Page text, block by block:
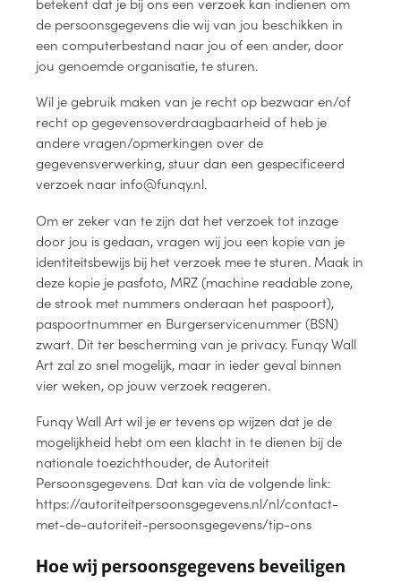
de persoonsgegevens die wij van jou beschikken in
een computerbestand naar jou of een ander, door
jou genoemde organisatie, te sturen.
Wil je gebruik maken van je recht op bezwaar en/of
recht op gegevensoverdraagbaarheid of heb je
andere vragen/opmerkingen over de
gegevensverwerking, stuur dan een gespecificeerd
verzoek naar info@funqy.nl.
Om er zeker van te zijn dat het verzoek tot inzage
door jou is gedaan, vragen wij jou een kopie van je
identiteitsbewijs bij het verzoek mee te sturen. Maak in
deze kopie je pasfoto, MRZ (machine readable zone,
de strook met nummers onderaan het paspoort),
paspoortnummer en Burgerservicenummer (BSN)
zwart. Dit ter bescherming van je privacy. Funqy Wall
Art zal zo snel mogelijk, maar in ieder geval binnen
vier weken, op jouw verzoek reageren.
Funqy Wall Art wil je er tevens op wijzen dat je de
mogelijkheid hebt om een klacht in te dienen bij de
nationale toezichthouder, de Autoriteit
Persoonsgegevens. Dat kan via de volgende link:
https://autoriteitpersoonsgegevens.nl/nl/contact-
met-de-autoriteit-persoonsgegevens/tip-ons
Hoe wij persoonsgegevens beveiligen